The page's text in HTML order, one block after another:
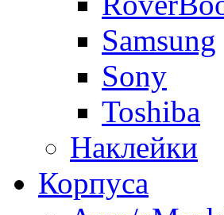
Samsung
Sony
Toshiba
Наклейки
Корпуса